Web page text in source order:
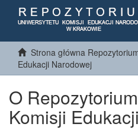
Strona główna
Edukacji Narodowej
O
Komisji